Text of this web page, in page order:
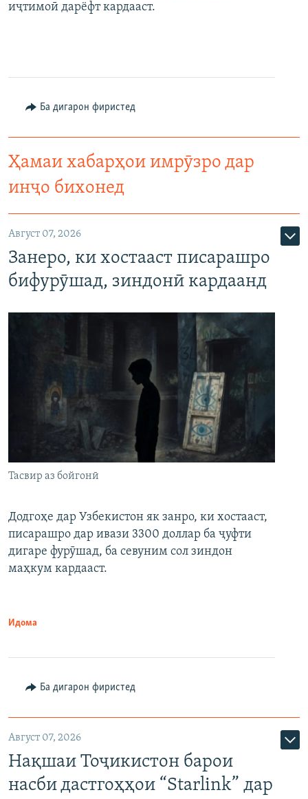
иҷтимоӣ дарёфт кардааст.
Ба дигарон фиристед
Ҳамаи хабарҳои имрӯзро дар
инҷо бихонед
Август 07, 2026
Занеро, ки хостааст писарашро
бифурӯшад, зиндонӣ кардаанд
Тасвир аз бойгонӣ
Додгоҳе дар Узбекистон як занро, ки хостааст,
писарашро дар ивази 3300 доллар ба ҷуфти
дигаре фурӯшад, ба севуним сол зиндон
маҳкум кардааст.
Идома
Ба дигарон фиристед
Август 07, 2026
Нақшаи Тоҷикистон барои
насби дастгоҳҳои “Starlink” дар